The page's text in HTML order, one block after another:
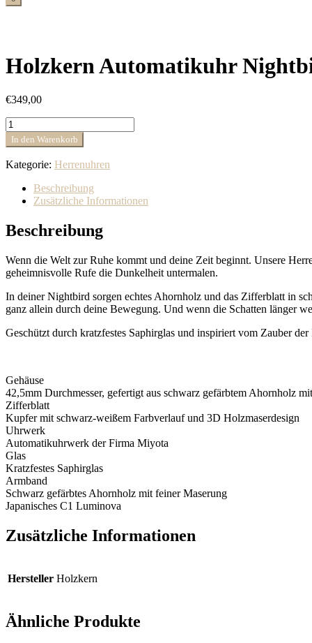
Holzkern Automatikuhr
€349,00
Holzkern
Automatikuhr
Nightbird
Ahorn/Schwarz
Menge
In den Warenkorb
Kategorie: Herrenuhren
Beschreibung
Zusätzliche Informationen
Beschreibung
Wenn die Welt zur Ruhe kommt und deine Zeit beginnt. Unsere
geheimnisvolle Rufe die Dunkelheit untermalen.
In deiner Nightbird sorgen echtes Ahornholz und das Zifferblatt in
ganz allein durch deine Bewegung. Und wenn die Schatten länger
Geschützt durch kratzfestes Saphirglas und inspiriert vom Zauber
Gehäuse
42,5mm Durchmesser, gefertigt aus schwarz gefärbtem Ahornholz
Zifferblatt
Kupfer mit schwarz-weißem Farbverlauf und 3D Holzmaserdesign
Uhrwerk
Automatikuhrwerk der Firma Miyota
Glas
Kratzfestes Saphirglas
Armband
Schwarz gefärbtes Ahornholz mit feiner Maserung
Japanisches C1 Luminova
Zusätzliche Informationen
Hersteller Holzkern
Ähnliche Produkte